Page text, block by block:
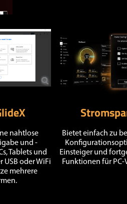
nahtlose
und -
Tablets und
USB oder WiFi
mehrere
Bietet einfach zu
Einsteiger und
Funktionen für PC-